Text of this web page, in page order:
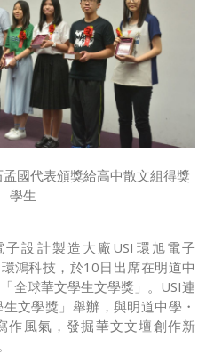
國代表頒獎給高中散文組得獎
學生
設計製造大廠USI環旭電子
鴻科技，於10日出席在明道中
全球華文學生文學獎」。USI連
文學獎」舉辦，與明道中學・
作風氣，發掘華文文壇創作新